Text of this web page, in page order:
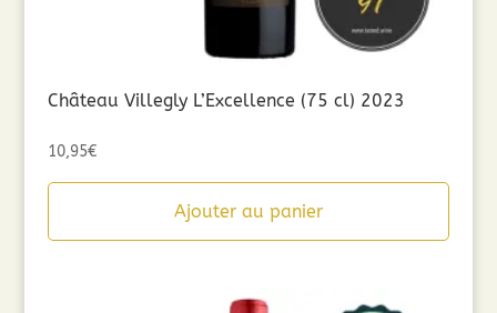
Château Villegly L’Excellence (75 cl) 2023
10,95€
Ajouter au panier